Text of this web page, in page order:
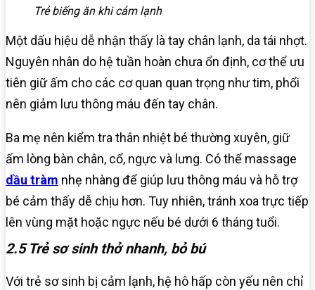
Trẻ biếng ăn khi cảm lạnh
Một dấu hiệu dễ nhận thấy là tay chân lạnh, da tái nhợt.
Nguyên nhân do hệ tuần hoàn chưa ổn định, cơ thể ưu
tiên giữ ấm cho các cơ quan quan trọng như tim, phổi
nên giảm lưu thông máu đến tay chân.
Ba mẹ nên kiểm tra thân nhiệt bé thường xuyên, giữ
ấm lòng bàn chân, cổ, ngực và lưng. Có thể massage
dầu tràm nhẹ nhàng để giúp lưu thông máu và hỗ trợ
bé cảm thấy dễ chịu hơn. Tuy nhiên, tránh xoa trực tiếp
lên vùng mặt hoặc ngực nếu bé dưới 6 tháng tuổi.
2.5 Trẻ sơ sinh thở nhanh, bỏ bú
Với trẻ sơ sinh bị cảm lạnh, hệ hô hấp còn yếu nên chỉ